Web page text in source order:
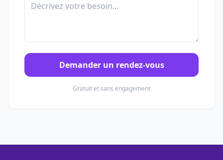
Demander un rendez-vous
Gratuit et sans engagement